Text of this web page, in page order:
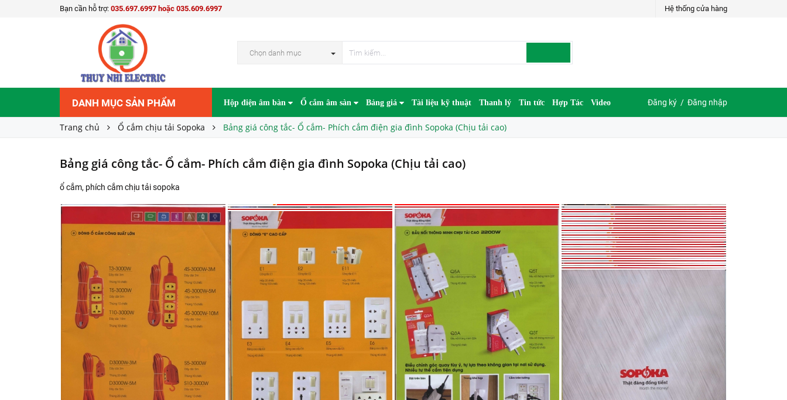
Bạn cần hỗ trợ: 035.697.6997 hoặc 035.609.6997 Hệ thống cửa hàng
Chọn danh mục
DANH MỤC SẢN PHẨM Hộp điện âm bàn Ổ cắm âm sàn Bảng giá Tài liệu kỹ thuật Thanh lý Tin tức Hợp Tác Video Đăng ký / Đăng nhập
Trang chủ Ổ cắm chịu tải Sopoka Bảng giá công tắc- Ổ cắm- Phích cắm điện gia đình Sopoka (Chịu tải cao)
Bảng giá công tắc- Ổ cắm- Phích cắm điện gia đình Sopoka (Chịu tải cao)
ổ cắm, phích cắm chịu tải sopoka